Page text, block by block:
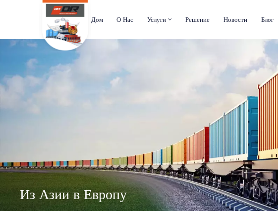
Дом О Нас Услуги Решение Новости Блог
Из Азии в Европу